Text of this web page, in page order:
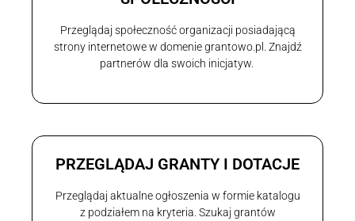
Przeglądaj społeczność organizacji posiadającą
strony internetowe w domenie grantowo.pl. Znajdź
partnerów dla swoich inicjatyw.
PRZEGLĄDAJ GRANTY I DOTACJE
Przeglądaj aktualne ogłoszenia w formie katalogu
z podziałem na kryteria. Szukaj grantów